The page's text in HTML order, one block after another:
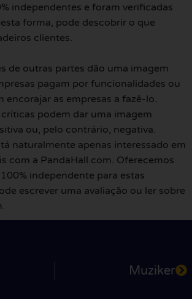
independentes e foram verificadas
forma, pode descobrir o que
clientes.
de outras partes dão uma imagem
pagam por funcionalidades ou
encorajar as empresas a fazê-lo.
críticas podem dar uma imagem
ou, pelo contrário, negativa.
naturalmente apenas interessado em
com a PandaHall.com. Oferecemos
independente para estas
escrever uma avaliação ou ler sobre
Muziker